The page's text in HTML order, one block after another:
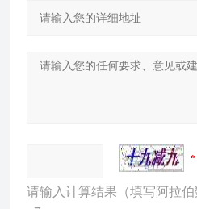
请输入计算结果（填写阿拉